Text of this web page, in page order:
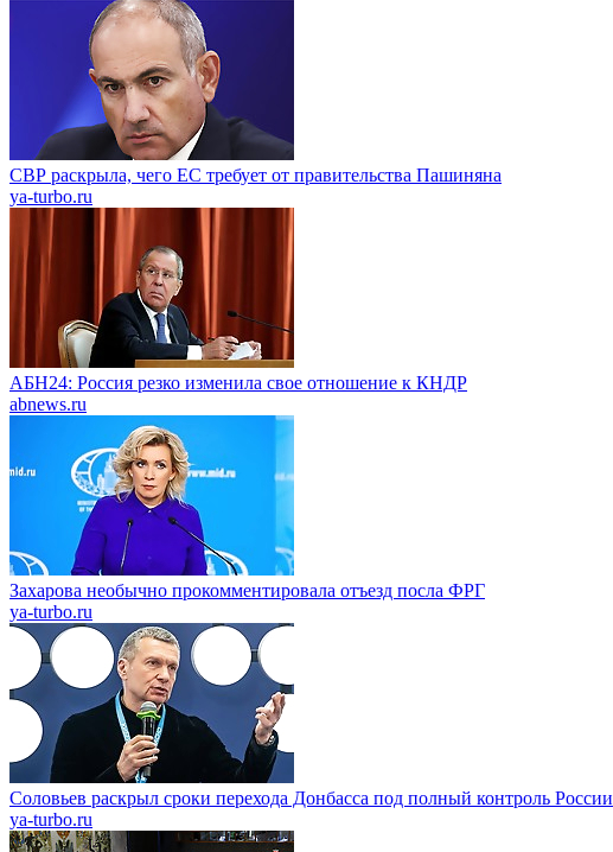
СВР раскрыла, чего ЕС требует от правительства Пашиняна
ya-turbo.ru
АБН24: Россия резко изменила свое отношение к КНДР
abnews.ru
Захарова необычно прокомментировала отъезд посла ФРГ
ya-turbo.ru
Соловьев раскрыл сроки перехода Донбасса под полный контроль России
ya-turbo.ru